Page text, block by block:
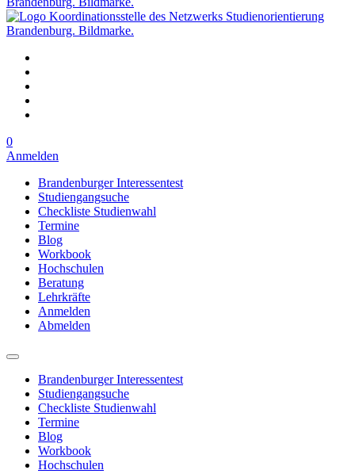
0
Anmelden
Brandenburger Interessentest
Studiengangsuche
Checkliste Studienwahl
Termine
Blog
Workbook
Hochschulen
Beratung
Lehrkräfte
Anmelden
Abmelden
Brandenburger Interessentest
Studiengangsuche
Checkliste Studienwahl
Termine
Blog
Workbook
Hochschulen